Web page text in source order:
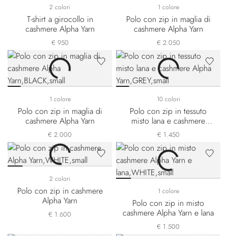
2 colori
T-shirt a girocollo in
cashmere Alpha Yarn
€ 950
1 colore
Polo con zip in maglia di
cashmere Alpha Yarn
€ 2.050
1 colore
Polo con zip in maglia di
cashmere Alpha Yarn
€ 2.000
10 colori
Polo con zip in tessuto
misto lana e cashmere
Alpha Yarn
€ 1.450
2 colori
Polo con zip in cashmere
Alpha Yarn
€ 1.600
1 colore
Polo con zip in misto
cashmere Alpha Yarn e lana
€ 1.500